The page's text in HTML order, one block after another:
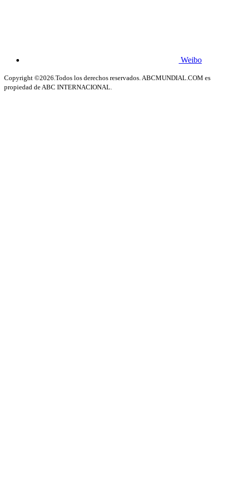
Weibo
Copyright ©2026.Todos los derechos reservados. ABCMUNDIAL.COM es
propiedad de ABC INTERNACIONAL.